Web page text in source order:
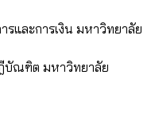
และการเงิน มหาวิทยาลัย
บัณฑิต มหาวิทยาลัย